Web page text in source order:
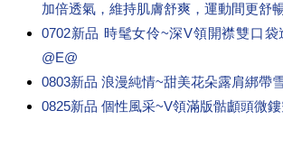
加倍透氣，維持肌膚舒爽，運動間更舒
0702新品 時髦女伶~深V領開襟雙口
@E@
0803新品 浪漫純情~甜美花朵露肩綁帶
0825新品 個性風采~V領滿版骷顱頭微